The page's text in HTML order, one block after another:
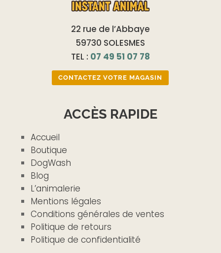
22 rue de l’Abbaye
59730 SOLESMES
TEL : 07 49 51 07 78
CONTACTEZ VOTRE MAGASIN
ACCÈS RAPIDE
Accueil
Boutique
DogWash
Blog
L’animalerie
Mentions légales
Conditions générales de ventes
Politique de retours
Politique de confidentialité